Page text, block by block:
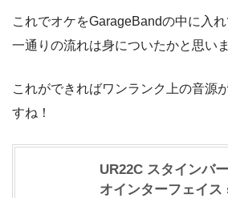
これでオケをGarageBandの中に入
一通りの流れは身についたかと思いま
これができればワンランク上の音源
すね！
UR22C スタインバ
オインターフェイ